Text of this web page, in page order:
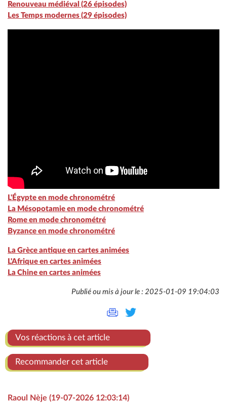
Renouveau médiéval (26 épisodes)
Les Temps modernes (29 épisodes)
L'Égypte en mode chronométré
La Mésopotamie en mode chronométré
Rome en mode chronométré
Byzance en mode chronométré
La Grèce antique en cartes animées
L'Afrique en cartes animées
La Chine en cartes animées
Publié ou mis à jour le : 2025-01-09 19:04:03
Vos réactions à cet article
Recommander cet article
Raoul Nèje (19-07-2026 12:03:14)